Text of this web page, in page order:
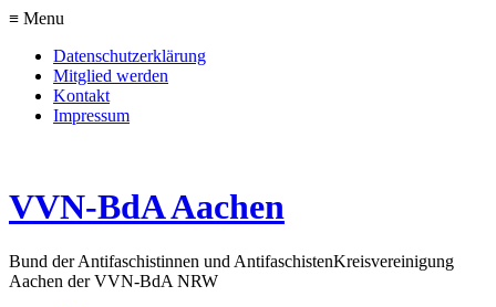
≡ Menu
Datenschutzerklärung
Mitglied werden
Kontakt
Impressum
VVN-BdA Aachen
Bund der Antifaschistinnen und AntifaschistenKreisvereinigung
Aachen der VVN-BdA NRW